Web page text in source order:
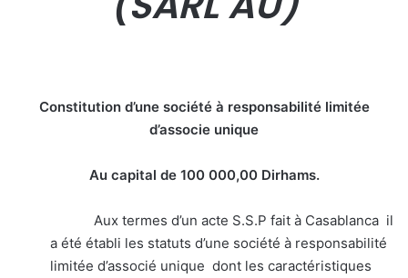
Constitution d’une société à responsabilité limitée
d’associe unique
Au capital de 100 000,00 Dirhams.
Aux termes d’un acte S.S.P fait à Casablanca il
a été établi les statuts d’une société à responsabilité
limitée d’associé unique dont les caractéristiques